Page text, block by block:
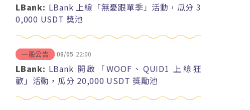
LBank: LBank 上線「無憂跟單季」活動，瓜分 3
0,000 USDT 獎池
一般公告 08/05 22:00
LBank: LBank 開啟「WOOF、QUID1 上線狂
歡」活動，瓜分 20,000 USDT 獎勵池